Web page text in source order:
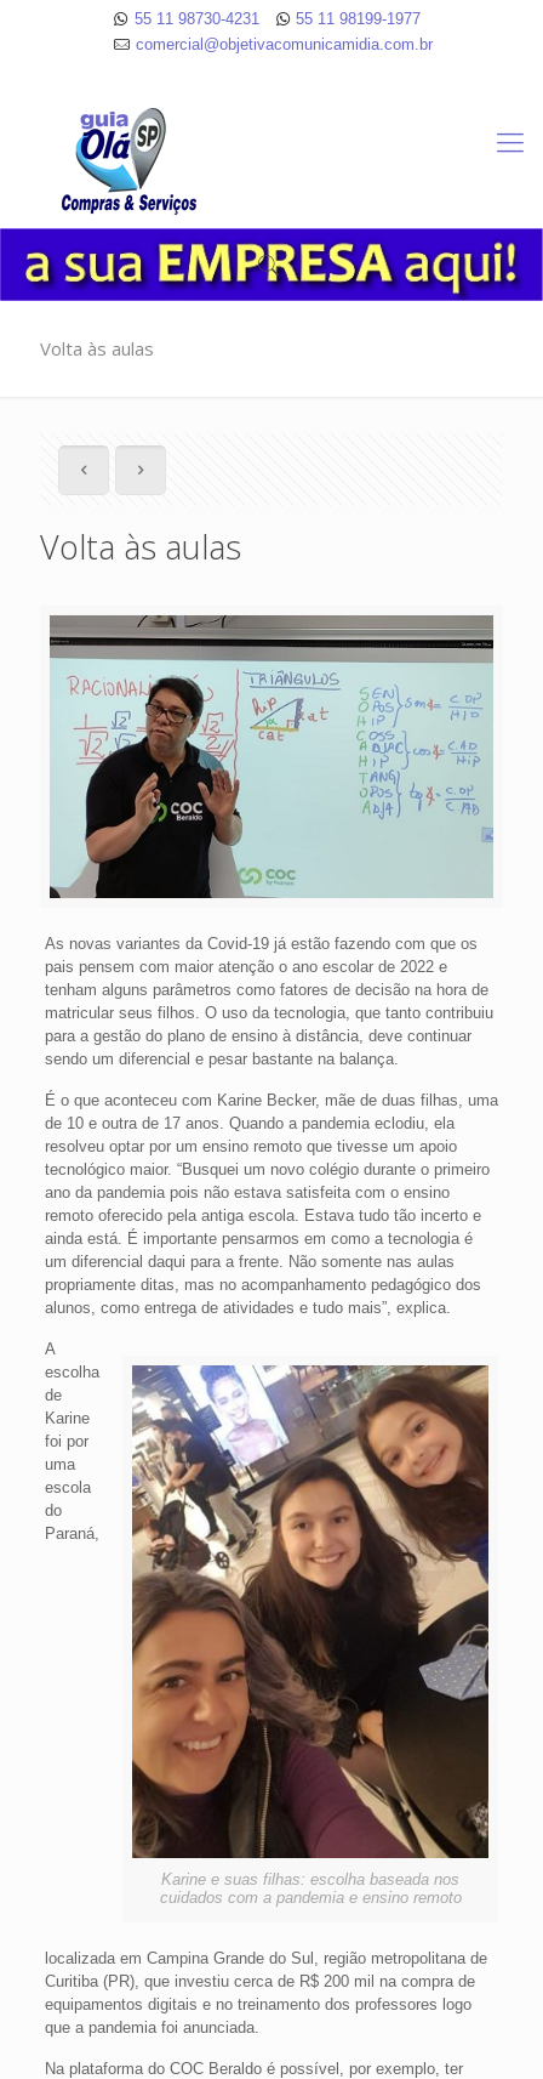
55 11 98730-4231
55 11 98199-1977
comercial@objetivacomunicamidia.com.br
Volta às aulas
Volta às aulas
As novas variantes da Covid-19 já estão fazendo com que os
pais pensem com maior atenção o ano escolar de 2022 e
tenham alguns parâmetros como fatores de decisão na hora de
matricular seus filhos. O uso da tecnologia, que tanto contribuiu
para a gestão do plano de ensino à distância, deve continuar
sendo um diferencial e pesar bastante na balança.
É o que aconteceu com Karine Becker, mãe de duas filhas, uma
de 10 e outra de 17 anos. Quando a pandemia eclodiu, ela
resolveu optar por um ensino remoto que tivesse um apoio
tecnológico maior. “Busquei um novo colégio durante o primeiro
ano da pandemia pois não estava satisfeita com o ensino
remoto oferecido pela antiga escola. Estava tudo tão incerto e
ainda está. É importante pensarmos em como a tecnologia é
um diferencial daqui para a frente. Não somente nas aulas
propriamente ditas, mas no acompanhamento pedagógico dos
alunos, como entrega de atividades e tudo mais”, explica.
Karine e suas filhas: escolha baseada nos
cuidados com a pandemia e ensino remoto
A
escolha
de
Karine
foi por
uma
escola
do
Paraná,
localizada em Campina Grande do Sul, região metropolitana de
Curitiba (PR), que investiu cerca de R$ 200 mil na compra de
equipamentos digitais e no treinamento dos professores logo
que a pandemia foi anunciada.
Na plataforma do COC Beraldo é possível, por exemplo, ter